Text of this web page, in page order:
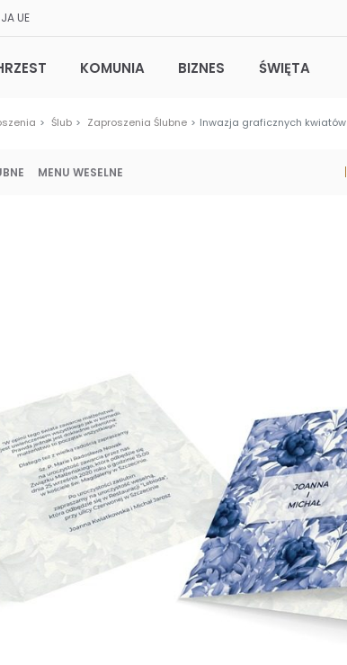
UE
KOMUNIA BIZNES ŚWIĘTA
Ślub Zaproszenia Ślubne Inwazja graficznych kwiatów
MENU WESELNE